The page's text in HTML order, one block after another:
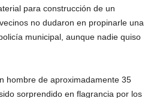
para construcción de un
no dudaron en propinarle una
municipal, aunque nadie quiso
hombre de aproximadamente 35
sorprendido en flagrancia por los